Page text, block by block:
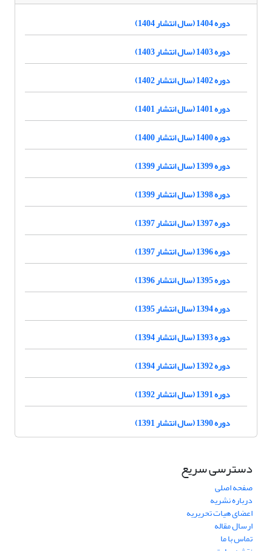
دوره 1404 (سال انتشار 1404)
دوره 1403 (سال انتشار 1403)
دوره 1402 (سال انتشار 1402)
دوره 1401 (سال انتشار 1401)
دوره 1400 (سال انتشار 1400)
دوره 1399 (سال انتشار 1399)
دوره 1398 (سال انتشار 1399)
دوره 1397 (سال انتشار 1397)
دوره 1396 (سال انتشار 1397)
دوره 1395 (سال انتشار 1396)
دوره 1394 (سال انتشار 1395)
دوره 1393 (سال انتشار 1394)
دوره 1392 (سال انتشار 1394)
دوره 1391 (سال انتشار 1392)
دوره 1390 (سال انتشار 1391)
دسترسی سریع
صفحه اصلی
درباره نشریه
اعضای هیات تحریریه
ارسال مقاله
تماس با ما